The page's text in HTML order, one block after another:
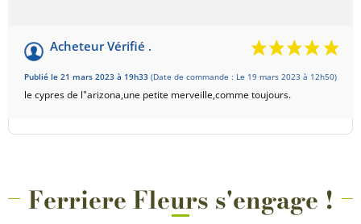
Acheteur Vérifié .
Publié le 21 mars 2023 à 19h33 (Date de commande : Le 19 mars 2023 à 12h50)
le cypres de l"arizona,une petite merveille,comme toujours.
Ferriere Fleurs s'engage !